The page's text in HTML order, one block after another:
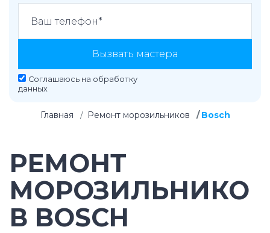
Вызвать мастера
Соглашаюсь на обработку
данных
Главная Ремонт морозильников Bosch
РЕМОНТ
МОРОЗИЛЬНИКО
В BOSCH